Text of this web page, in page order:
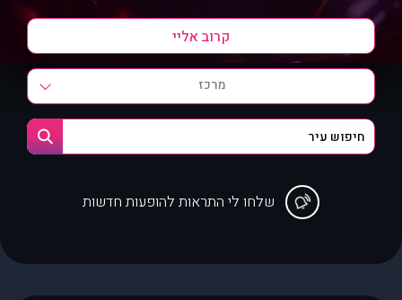
מרכז
שלחו לי התראות להופעות חדשות